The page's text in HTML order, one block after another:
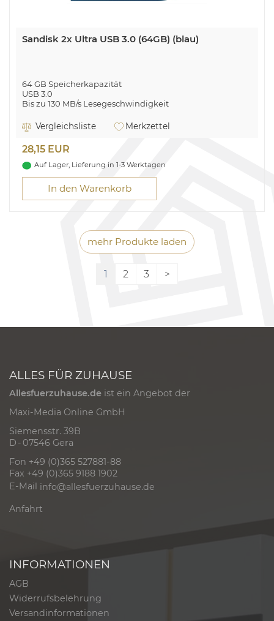
Sandisk 2x Ultra USB 3.0 (64GB) (blau)
64 GB Speicherkapazität
USB 3.0
Bis zu 130 MB/s Lesegeschwindigkeit
Vergleichsliste
Merkzettel
28,15 EUR
Auf Lager, Lieferung in 1-3 Werktagen
In den Warenkorb
mehr Produkte laden
1 2 3 >
ALLES FÜR ZUHAUSE
Allesfuerzuhause.de ist ein Angebot der
Maxi-Media Online GmbH
Siemensstr. 39B
D - 07546 Gera
Fon +49 (0)365 527881-88
Fax +49 (0)365 9188 1902
E-Mail info@allesfuerzuhause.de
Anfahrt
INFORMATIONEN
AGB
Widerrufsbelehrung
Versandinformationen